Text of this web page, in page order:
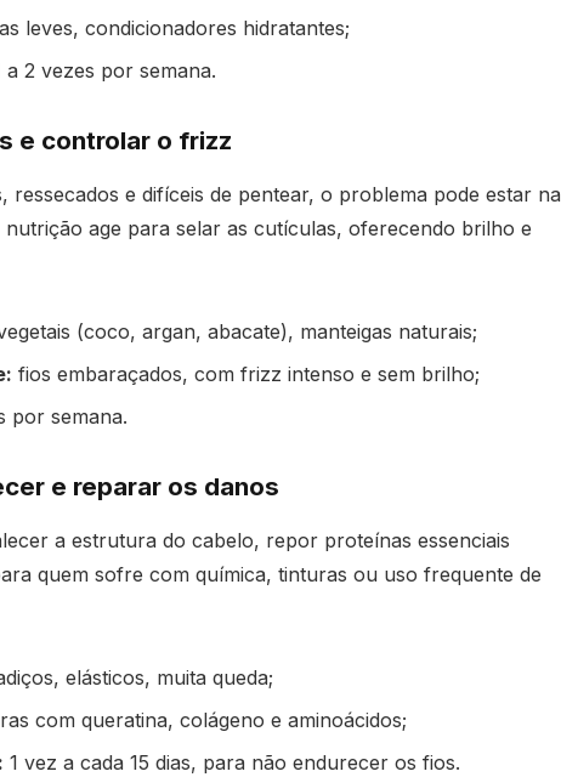
leves, condicionadores hidratantes;
a 2 vezes por semana.
e controlar o frizz
ressecados e difíceis de pentear, o problema pode estar na
age para selar as cutículas, oferecendo brilho e
(coco, argan, abacate), manteigas naturais;
fios embaraçados, com frizz intenso e sem brilho;
por semana.
e reparar os danos
a estrutura do cabelo, repor proteínas essenciais
quem sofre com química, tinturas ou uso frequente de
elásticos, muita queda;
com queratina, colágeno e aminoácidos;
1 vez a cada 15 dias, para não endurecer os fios.